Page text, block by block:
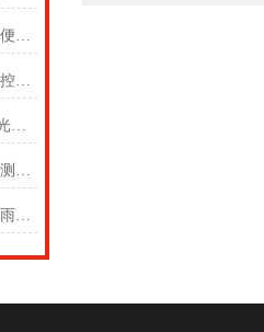
水产养殖检测仪——一款测量的便携式水质检测仪2024(万象推送)
高标准农田灌溉设备：精细化管控水流输出，打造节水节能智慧农田
便携式el检测仪——一款简单的光伏板检测仪器2024(万象推送)
土壤重金属快速测定仪——一款测量用的手持式土壤重金属分析仪2024万象环境
雨量观测站——一款简单的遥测雨量计2024(万象推送)